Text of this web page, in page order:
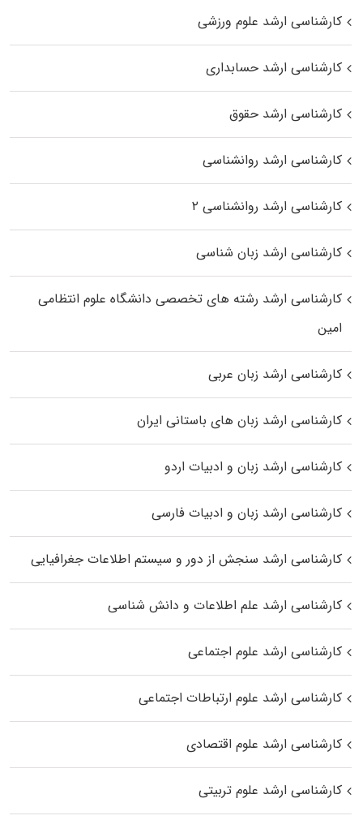
کارشناسی ارشد علوم ورزشی
کارشناسی ارشد حسابداری
کارشناسی ارشد حقوق
کارشناسی ارشد روانشناسی
کارشناسی ارشد روانشناسی ۲
کارشناسی ارشد زبان شناسی
کارشناسی ارشد رﺷﺘﻪ ﻫﺎی تخصصی داﻧﺸﮕﺎه ﻋﻠﻮم انتظامی
اﻣﻴﻦ
کارشناسی ارشد زبان عربی
کارشناسی ارشد زبان‌ های باستانی ایران
کارشناسی ارشد زبان و ادبیات اردو
کارشناسی ارشد زبان و ادبیات فارسی
کارشناسی ارشد سنجش از دور و سیستم اطلاعات جغرافیایی
کارشناسی ارشد علم اطلاعات و دانش شناسی
کارشناسی ارشد علوم اجتماعی
کارشناسی ارشد علوم ارتباطات اجتماعی
کارشناسی ارشد علوم اقتصادی
کارشناسی ارشد علوم تربیتی